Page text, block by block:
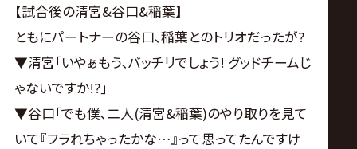
【試合後の清宮&谷口&稲葉】
――ともにパートナーの谷口､稲葉とのトリオだったが?
▼清宮｢いやぁもう､バッチリでしょう! グッドチームじ
ゃないですか!?｣
▼谷口｢でも僕､二人(清宮&稲葉)のやり取りを見て
いて『フラれちゃったかな…』って思ってたんですけ